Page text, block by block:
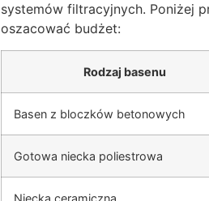
systemów filtracyjnych. Poniżej
oszacować budżet:
Rodzaj basenu
Basen z bloczków betonowych
Gotowa niecka poliestrowa
Niecka ceramiczna